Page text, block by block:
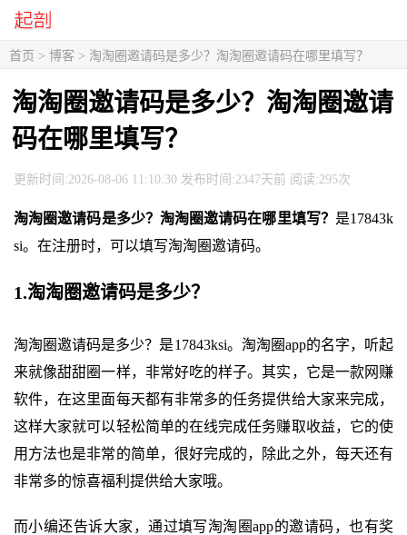
首页 > 博客 > 淘淘圈邀请码是多少？淘淘圈邀请码在哪里填写？
淘淘圈邀请码是多少？淘淘圈邀请
码在哪里填写？
更新时间:2026-08-06 11:10:30 发布时间:2347天前 阅读:295次
淘淘圈邀请码是多少？淘淘圈邀请码在哪里填写？ 是17843k
si。在注册时，可以填写淘淘圈邀请码。
1.淘淘圈邀请码是多少？
淘淘圈邀请码是多少？是17843ksi。淘淘圈app的名字，听起
来就像甜甜圈一样，非常好吃的样子。其实，它是一款网赚
软件，在这里面每天都有非常多的任务提供给大家来完成，
这样大家就可以轻松简单的在线完成任务赚取收益，它的使
用方法也是非常的简单，很好完成的，除此之外，每天还有
非常多的惊喜福利提供给大家哦。
而小编还告诉大家，通过填写淘淘圈app的邀请码，也有奖